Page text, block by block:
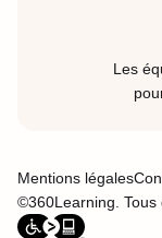
Les
Mentions légales
©360Learning. Tous